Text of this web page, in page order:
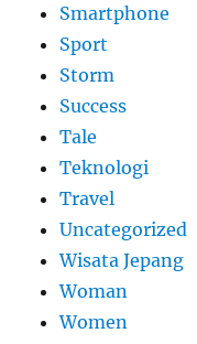
Smartphone
Sport
Storm
Success
Tale
Teknologi
Travel
Uncategorized
Wisata Jepang
Woman
Women